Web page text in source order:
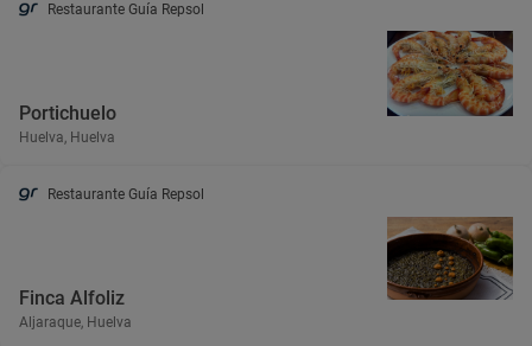
Restaurante Guía Repsol
Portichuelo
Huelva, Huelva
Restaurante Guía Repsol
Finca Alfoliz
Aljaraque, Huelva